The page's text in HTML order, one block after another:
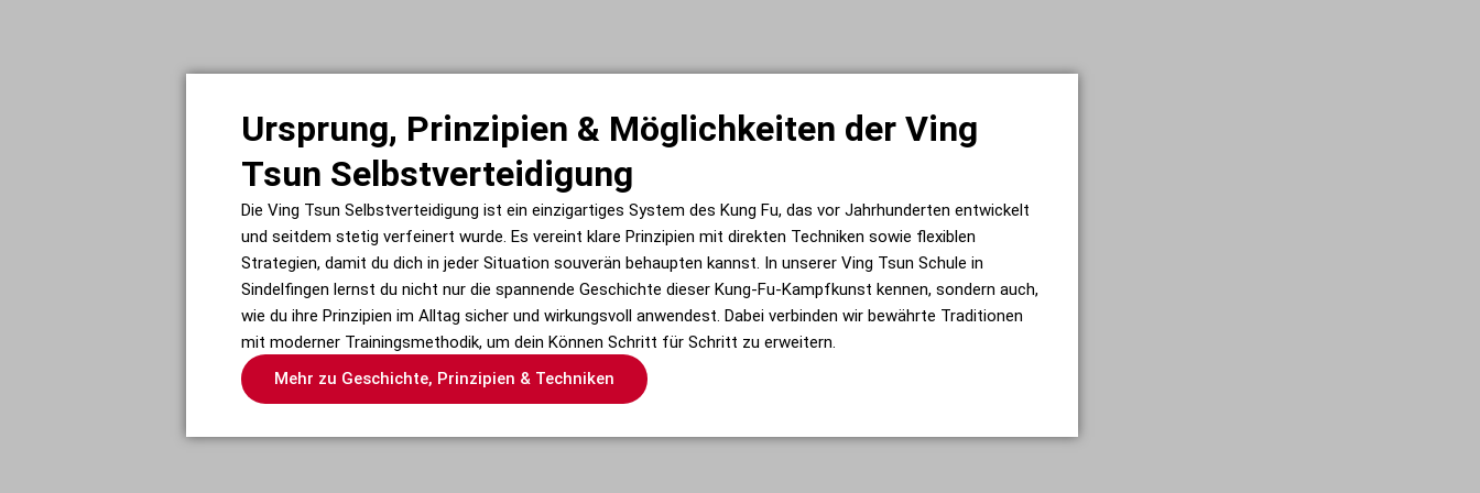
Ursprung, Prinzipien & Möglichkeiten der Ving
Tsun Selbstverteidigung
Die Ving Tsun Selbstverteidigung ist ein einzigartiges System des Kung Fu, das vor Jahrhunderten entwickelt
und seitdem stetig verfeinert wurde. Es vereint klare Prinzipien mit direkten Techniken sowie flexiblen
Strategien, damit du dich in jeder Situation souverän behaupten kannst. In unserer Ving Tsun Schule in
Sindelfingen lernst du nicht nur die spannende Geschichte dieser Kung-Fu-Kampfkunst kennen, sondern auch,
wie du ihre Prinzipien im Alltag sicher und wirkungsvoll anwendest. Dabei verbinden wir bewährte Traditionen
mit moderner Trainingsmethodik, um dein Können Schritt für Schritt zu erweitern.
Mehr zu Geschichte, Prinzipien & Techniken